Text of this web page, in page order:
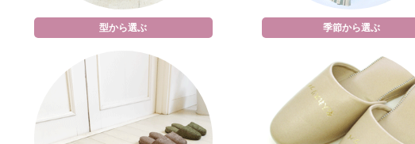
型から選ぶ 季節から選ぶ